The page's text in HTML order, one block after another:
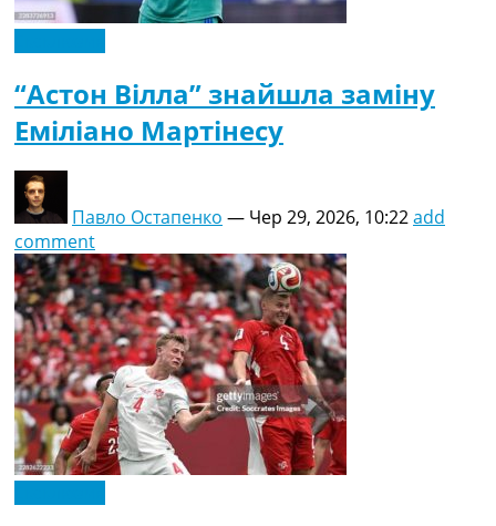
“Астон Вілла” знайшла заміну
Еміліано Мартінесу
Павло Остапенко — Чер 29, 2026, 10:22add
comment